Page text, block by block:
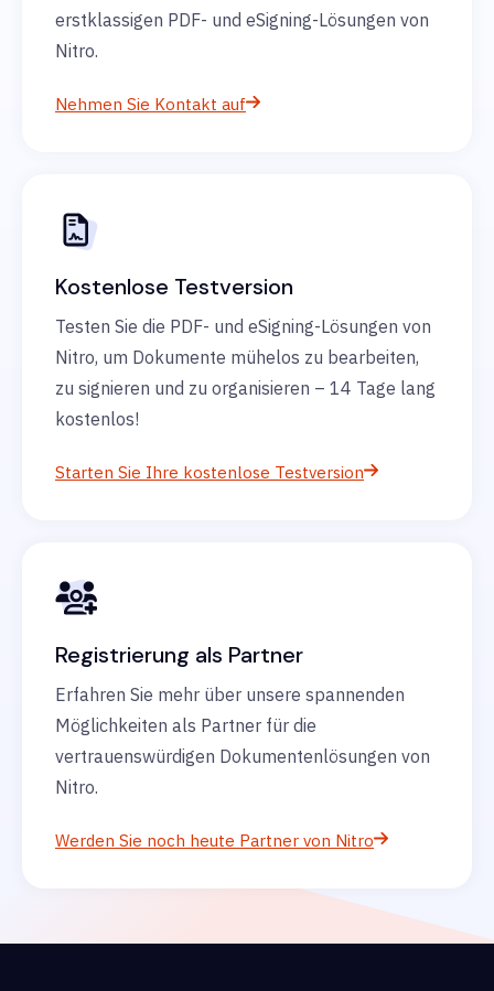
erstklassigen PDF- und eSigning-Lösungen von
Nitro.
Nehmen Sie Kontakt auf
Kostenlose Testversion
Testen Sie die PDF- und eSigning-Lösungen von
Nitro, um Dokumente mühelos zu bearbeiten,
zu signieren und zu organisieren – 14 Tage lang
kostenlos!
Starten Sie Ihre kostenlose Testversion
Registrierung als Partner
Erfahren Sie mehr über unsere spannenden
Möglichkeiten als Partner für die
vertrauenswürdigen Dokumentenlösungen von
Nitro.
Werden Sie noch heute Partner von Nitro